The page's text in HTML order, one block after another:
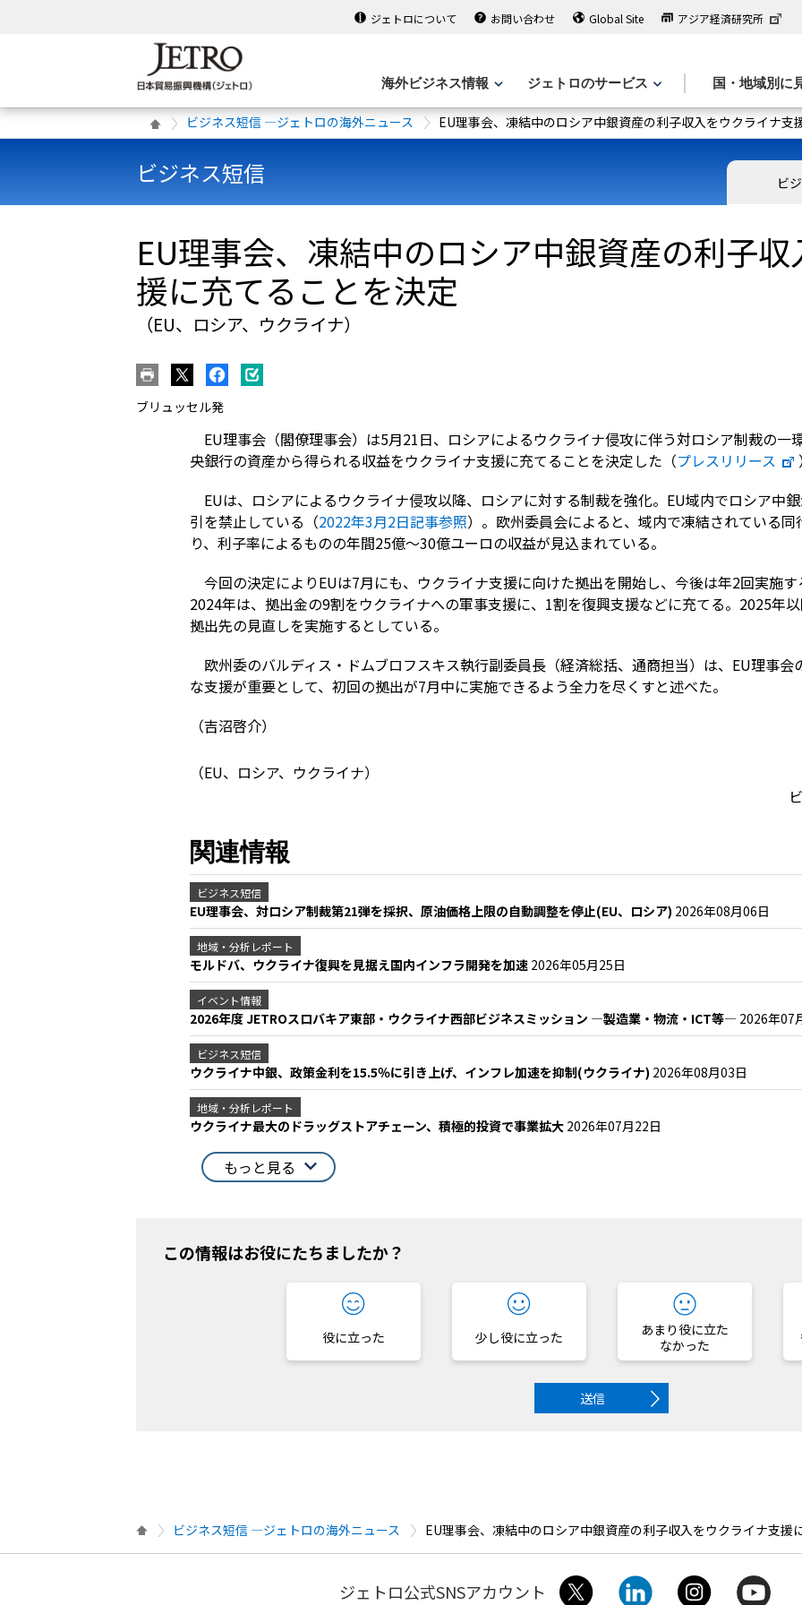
ジェトロについて お問い合わせ Global Site アジア経済研究所
海外ビジネス情報 ジェトロのサービス 国・地域別に
ビジネス短信 ―ジェトロの海外ニュース EU理事会、凍結中のロシア中銀資産の利子収入をウクライナ支
ビジネス短信 ビ
EU理事会、凍結中のロシア中銀資産の利子
援に充てることを決定
（EU、ロシア、ウクライナ）
ブリュッセル発
EU理事会（閣僚理事会）は5月21日、ロシアによるウクライナ侵攻に伴う対ロシア制裁の一
央銀行の資産から得られる収益をウクライナ支援に充てることを決定した（プレスリリース
EUは、ロシアによるウクライナ侵攻以降、ロシアに対する制裁を強化。EU域内でロシア中
引を禁止している（2022年3月2日記事参照）。欧州委員会によると、域内で凍結されている
り、利子率によるものの年間25億～30億ユーロの収益が見込まれている。
今回の決定によりEUは7月にも、ウクライナ支援に向けた拠出を開始し、今後は年2回実施
2024年は、拠出金の9割をウクライナへの軍事支援に、1割を復興支援などに充てる。2025年
拠出先の見直しを実施するとしている。
欧州委のバルディス・ドムブロフスキス執行副委員長（経済総括、通商担当）は、EU理事
な支援が重要として、初回の拠出が7月中に実施できるよう全力を尽くすと述べた。
（吉沼啓介）
（EU、ロシア、ウクライナ）
関連情報
ビジネス短信
EU理事会、対ロシア制裁第21弾を採択、原油価格上限の自動調整を停止(EU、ロシア) 2026年08月06日
地域・分析レポート
モルドバ、ウクライナ復興を見据え国内インフラ開発を加速 2026年05月25日
イベント情報
2026年度 JETROスロバキア東部・ウクライナ西部ビジネスミッション ―製造業・物流・ICT等― 2026年07
ビジネス短信
ウクライナ中銀、政策金利を15.5％に引き上げ、インフレ加速を抑制(ウクライナ) 2026年08月03日
地域・分析レポート
ウクライナ最大のドラッグストアチェーン、積極的投資で事業拡大 2026年07月22日
もっと見る
この情報はお役にたちましたか？
役に立った 少し役に立った
あまり役に立た
なかった
送信
ビジネス短信 ―ジェトロの海外ニュース EU理事会、凍結中のロシア中銀資産の利子収入をウクライナ支援
ジェトロ公式SNSアカウント